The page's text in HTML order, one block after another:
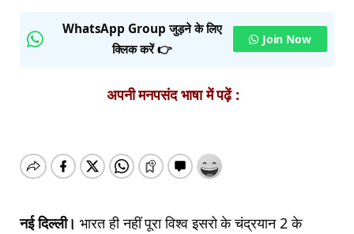
WhatsApp Group जुड़ने के लिए
क्लिक करें 👉
Join Now
अपनी मनपसंद भाषा में पढ़ें :
नई दिल्ली। भारत ही नहीं पूरा विश्व इसरो के चंद्रयान 2 के